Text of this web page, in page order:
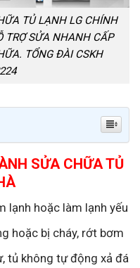
TỦ LẠNH LG CHÍNH
TRỢ SỬA NHANH CẤP
TỔNG ĐÀI CSKH
SỬA CHỮA TỦ
lạnh hoặc làm lạnh yếu
hoặc bị cháy, rớt bơm
tủ không tự động xả đá